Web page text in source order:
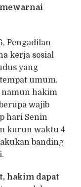
Pengadilan
kerja sosial
yang
umum.
namun hakim
wajib
hari Senin
kurun waktu 4
banding
hakim dapat